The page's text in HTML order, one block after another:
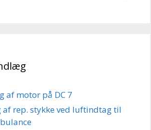
af motor på DC 7
rep. stykke ved luftindtag til